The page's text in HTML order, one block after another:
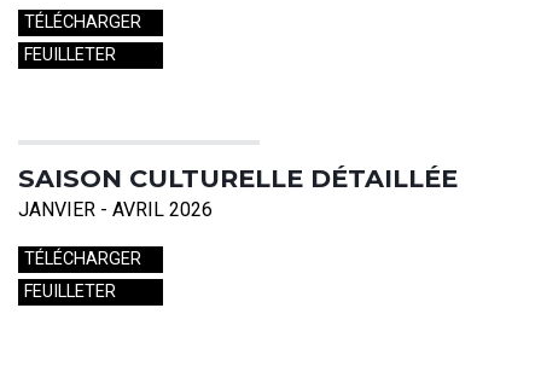
TÉLÉCHARGER
FEUILLETER
SAISON CULTURELLE DÉTAILLÉE
JANVIER - AVRIL 2026
TÉLÉCHARGER
FEUILLETER